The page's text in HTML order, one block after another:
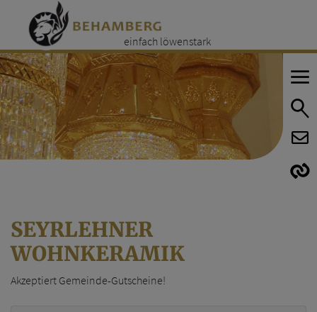
einfach löwenstark
SEYRLEHNER
WOHNKERAMIK
Akzeptiert Gemeinde-Gutscheine!